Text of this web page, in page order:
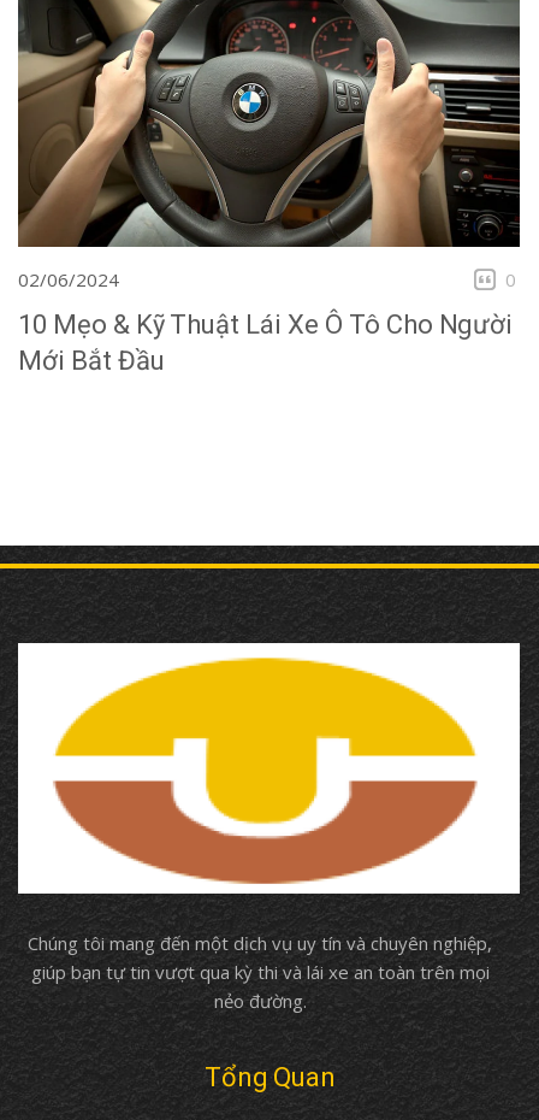
02/06/2024 0
10 Mẹo & Kỹ Thuật Lái Xe Ô Tô Cho Người
Mới Bắt Đầu
Chúng tôi mang đến một dịch vụ uy tín và chuyên nghiệp,
giúp bạn tự tin vượt qua kỳ thi và lái xe an toàn trên mọi
nẻo đường.
Tổng Quan